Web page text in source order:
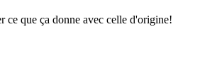
ce que ça donne avec celle d'origine!